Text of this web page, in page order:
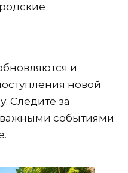
и
новой
Следите за
событиями